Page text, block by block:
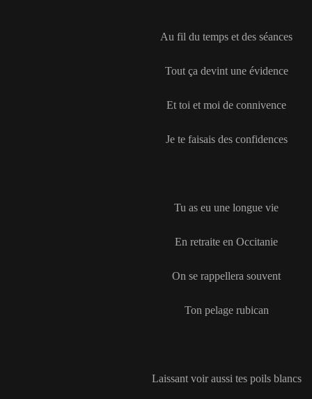
Au fil du temps et des séances
Tout ça devint une évidence
Et toi et moi de connivence
Je te faisais des confidences
Tu as eu une longue vie
En retraite en Occitanie
On se rappellera souvent
Ton pelage rubican
Laissant voir aussi tes poils blancs